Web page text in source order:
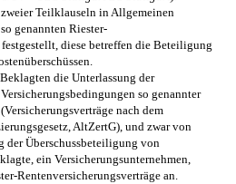
Teilklauseln in Allgemeinen
genannten Riester-
diese betreffen die Beteiligung
die Unterlassung der
so genannter
nach dem
AltZertG), und zwar von
der Überschussbeteiligung von
ein Versicherungsunternehmen,
Rentenversicherungsverträge an.